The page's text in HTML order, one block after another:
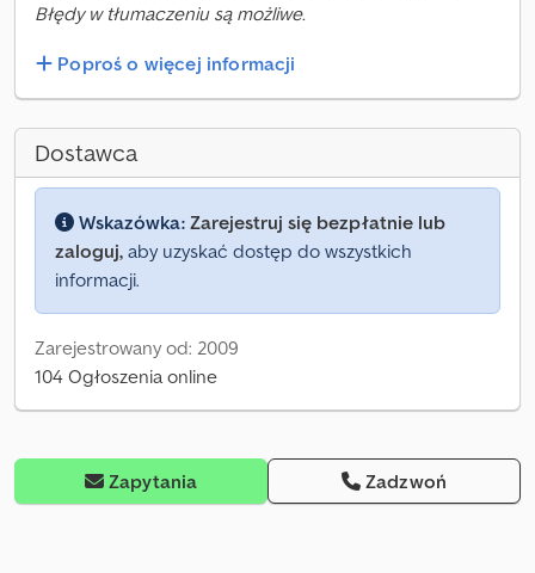
Błędy w tłumaczeniu są możliwe.
Poproś o więcej informacji
Dostawca
Wskazówka: Zarejestruj się bezpłatnie lub
zaloguj, aby uzyskać dostęp do wszystkich
informacji.
Zarejestrowany od: 2009
104 Ogłoszenia online
Zapytania Zadzwoń